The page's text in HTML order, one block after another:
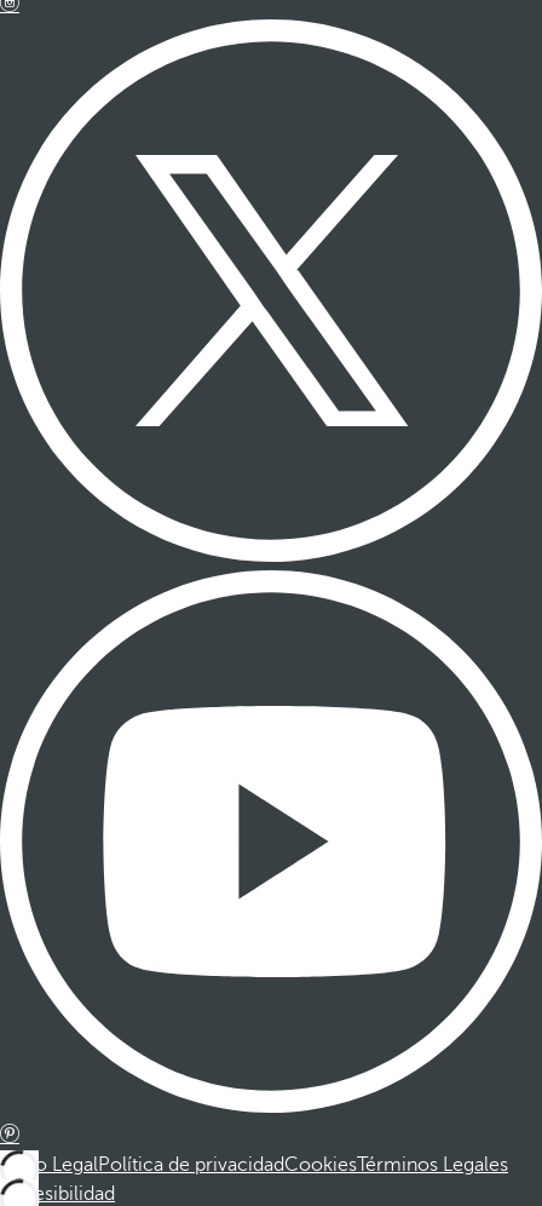
Aviso LegalPolítica de privacidadCookiesTérminos Legales
Accesibilidad